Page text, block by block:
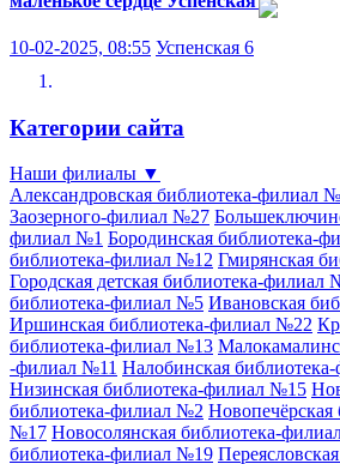
10-02-2025, 08:55 Успенская 6
Категории сайта
Наши филиалы ▼
Александровская библиотека-филиал
Заозерного-филиал №27
филиал №1 Бородинская библиотека-
библиотека-филиал №12 Гмирянская
Городская детская библиотека-филиал
библиотека-филиал №5 Ивановская
Иршинская библиотека-филиал №22
библиотека-филиал №13
-филиал №11 Налобинская
Низинская библиотека-филиал №15
библиотека-филиал №2 Новопечёрская
№17 Новосолянская библиотека-
библиотека-филиал №19